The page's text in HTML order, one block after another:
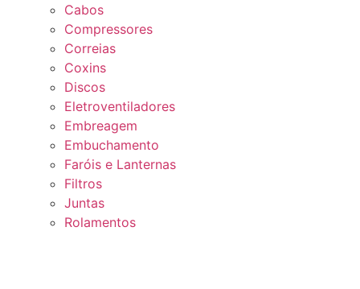
Cabos
Compressores
Correias
Coxins
Discos
Eletroventiladores
Embreagem
Embuchamento
Faróis e Lanternas
Filtros
Juntas
Rolamentos